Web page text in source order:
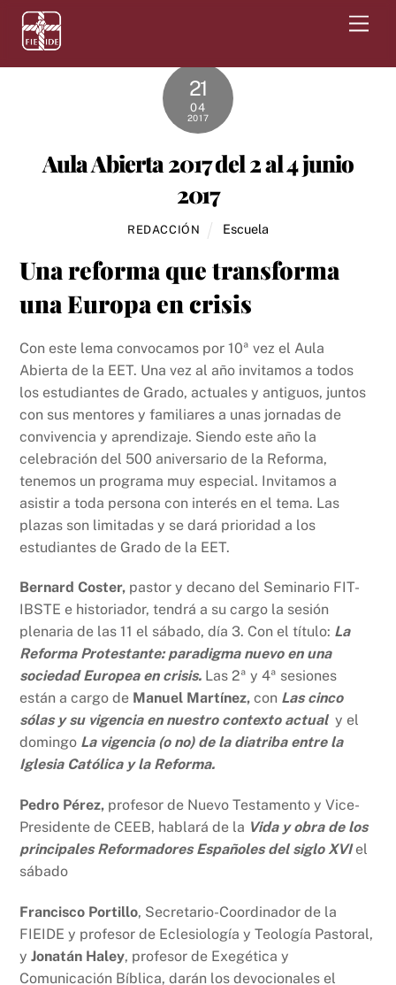
Skip
content
21
04
2017
Aula Abierta 2017 del 2 al 4 junio
2017
REDACCIÓN Escuela
Una reforma que transforma
una Europa en crisis
Con este lema convocamos por 10ª vez el Aula
Abierta de la EET. Una vez al año invitamos a todos
los estudiantes de Grado, actuales y antiguos, juntos
con sus mentores y familiares a unas jornadas de
convivencia y aprendizaje. Siendo este año la
celebración del 500 aniversario de la Reforma,
tenemos un programa muy especial. Invitamos a
asistir a toda persona con interés en el tema. Las
plazas son limitadas y se dará prioridad a los
estudiantes de Grado de la EET.
Bernard Coster, pastor y decano del Seminario FIT-
IBSTE e historiador, tendrá a su cargo la sesión
plenaria de las 11 el sábado, día 3. Con el título: La
Reforma Protestante: paradigma nuevo en una
sociedad Europea en crisis. Las 2ª y 4ª sesiones
están a cargo de Manuel Martínez, con Las cinco
sólas y su vigencia en nuestro contexto actual y el
domingo La vigencia (o no) de la diatriba entre la
Iglesia Católica y la Reforma.
Pedro Pérez, profesor de Nuevo Testamento y Vice-
Presidente de CEEB, hablará de la Vida y obra de los
principales Reformadores Españoles del siglo XVIel
sábado
Francisco Portillo, Secretario-Coordinador de la
FIEIDE y profesor de Eclesiología y Teología Pastoral,
yJonatán Haley, profesor de Exegética y
Comunicación Bíblica, darán los devocionales el